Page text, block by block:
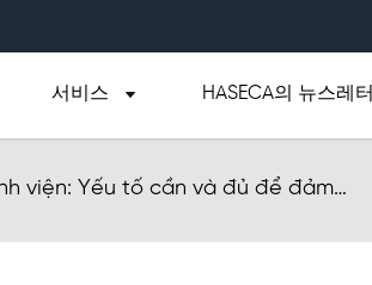
서비스 HASECA의 뉴스레터
viện: Yếu tố cần và đủ để đảm